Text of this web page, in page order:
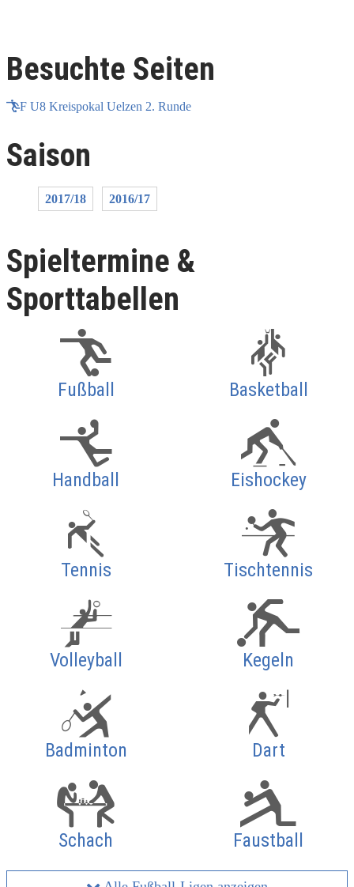
Besuchte Seiten
F U8 Kreispokal Uelzen 2. Runde
Saison
2017/18 2016/17
Spieltermine &
Sporttabellen
Fußball Basketball
Handball Eishockey
Tennis Tischtennis
Volleyball Kegeln
Badminton Dart
Schach Faustball